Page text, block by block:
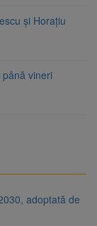
și Horațiu
vineri
adoptată de